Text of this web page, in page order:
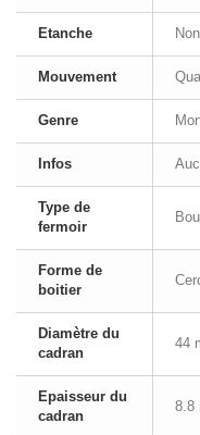
Etanche
Mouvement
Genre
Infos
Type de
fermoir
Forme de
boitier
Diamètre du
cadran
44
Epaisseur du
cadran
8.8